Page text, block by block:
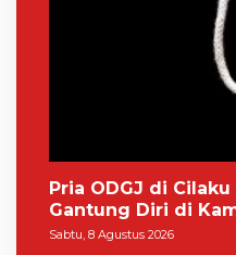
Pria ODGJ di
Gantung Diri di
Sabtu, 8 Agustus 2026